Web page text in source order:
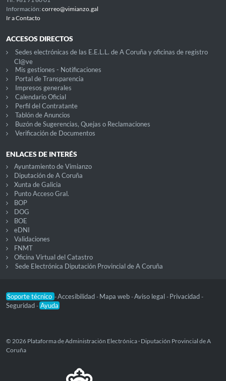
Información: correo@vimianzo.gal
Ir a Contacto
ACCESOS DIRECTOS
Sedes electrónicas de las E.E.L.L. de A Coruña y oficinas de registro
Cl@ve
Mis gestiones - Notificaciones
Portal de Transparencia
Impresos generales
Calendario Oficial
Perfil del Contratante
Tablón de Anuncios
Buzón de Sugerencias, Quejas o Reclamaciones
Verificación de Documentos
ENLACES DE INTERÉS
Ayuntamiento de Vimianzo
Diputación de A Coruña
Xunta de Galicia
Punto Acceso Gral.
BOP
DOG
BOE
eDNI
Validaciones
FNMT
Oficina Virtual del Catastro
Sede Electrónica Diputación Provincial de A Coruña
Soporte técnico -Accesibilidad - Mapa web -Aviso legal - Privacidad -
Seguridad - Ayuda
© 2026 Plataforma de Administración Electrónica · Diputación Provincial de A
Coruña